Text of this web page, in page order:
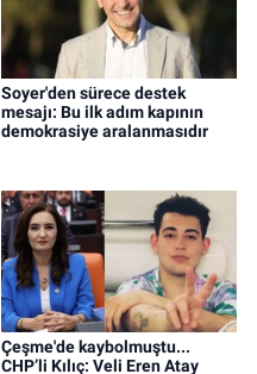
Soyer'den sürece destek
mesajı: Bu ilk adım kapının
demokrasiye aralanmasıdır
Çeşme'de kaybolmuştu...
CHP’li Kılıç: Veli Eren Atay